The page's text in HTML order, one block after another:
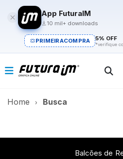
App FuturaIM
10 mil+ downloads
PRIMEIRACOMPRA 5% OFF
*verifique
Home Busca
Balcões de